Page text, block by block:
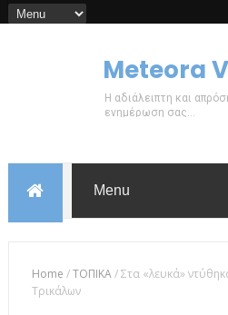
Meteora
Η αδιάλειπτη και
ενημέρωση σας...
Home /ΤΟΠΙΚΑ/Στα «λευκά»
Τρικάλων